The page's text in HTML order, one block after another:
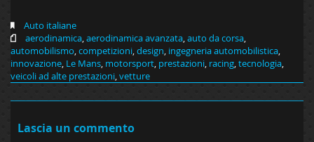
Auto italiane
aerodinamica,aerodinamica avanzata,auto da corsa,
automobilismo,competizioni,design, ingegneria automobilistica,
innovazione, Le Mans, motorsport, prestazioni, racing,tecnologia,
veicoli ad alte prestazioni,vetture
Lascia un commento